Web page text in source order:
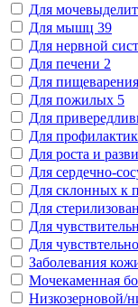
Для
Для мышц 39
Для нервной
Для печени 2
Для пищеварения
Для пожилых 5
Для
Для
Для роста и
Для сердечно-
Для склонных к
Для
Для
Для
Заболевания
Мочекаменная
Низкозерновой/